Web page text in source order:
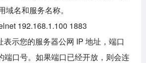
域名和服务名称。
192.168.1.100 1883
表示您的服务器公网 IP 地址，端口
端口号。如果端口已经开放，则会连